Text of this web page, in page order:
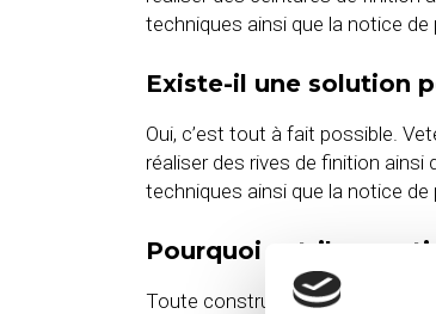
techniques ainsi que la notice
Existe-il une solution
Oui, c’est tout à fait possible.
réaliser des rives de finition
techniques ainsi que la notice
Pourquoi est-il
Toute construction en extérieur